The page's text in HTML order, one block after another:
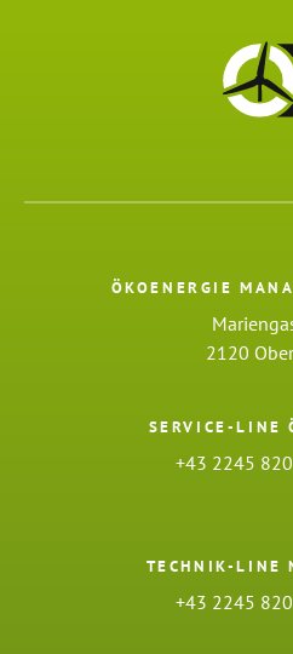
ÖKOENERGIE
2120
SERVICE-LINE
+43 2245
TECHNIK-LINE
+43 2245